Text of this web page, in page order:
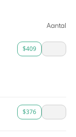
Aantal
$409
$376